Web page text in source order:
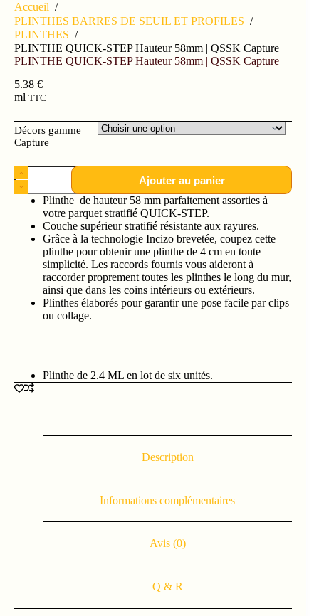
Accueil /
PLINTHES BARRES DE SEUIL ET PROFILES /
PLINTHES /
PLINTHE QUICK-STEP Hauteur 58mm | QSSK Capture
PLINTHE QUICK-STEP Hauteur 58mm | QSSK Capture
5.38 €
ml TTC
Décors gamme
Capture
Ajouter au panier
Plinthe de hauteur 58 mm parfaitement assorties à
votre parquet stratifié QUICK-STEP.
Couche supérieur stratifié résistante aux rayures.
Grâce à la technologie Incizo brevetée, coupez cette
plinthe pour obtenir une plinthe de 4 cm en toute
simplicité. Les raccords fournis vous aideront à
raccorder proprement toutes les plinthes le long du mur,
ainsi que dans les coins intérieurs ou extérieurs.
Plinthes élaborés pour garantir une pose facile par clips
ou collage.
Plinthe de 2.4 ML en lot de six unités.
Description
Informations complémentaires
Avis (0)
Q & R